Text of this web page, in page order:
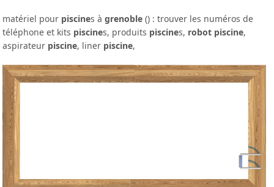
matériel pour piscines àgrenoble () : trouver les numéros de
téléphone et kits piscines, produits piscines, robot piscine,
aspirateur piscine, liner piscine,